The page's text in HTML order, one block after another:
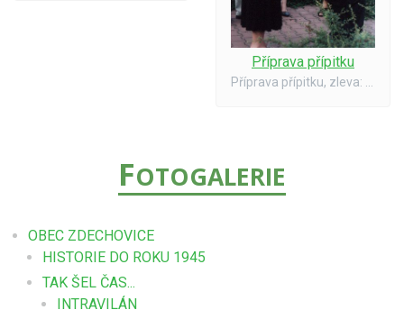
Příprava přípitku
FOTOGALERIE
OBEC ZDECHOVICE
HISTORIE DO ROKU 1945
TAK ŠEL ČAS...
INTRAVILÁN